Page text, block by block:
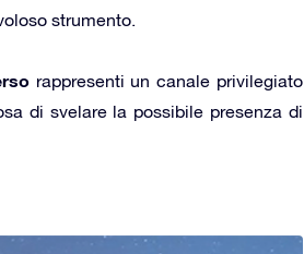
strumento.
rappresenti un canale privilegiato
di svelare la possibile presenza di